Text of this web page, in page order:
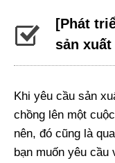
[Phát
sản
Khi yêu cầu sản
chồng lên một
nên, đó cũng là
bạn muốn yêu cầu